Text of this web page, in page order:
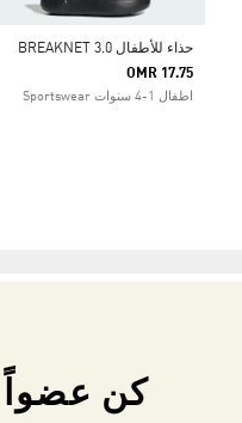
حذاء للأطفال BREAKNET 3.0
OMR 17.75
اطفال 1-4 سنوات Sportswear
كن